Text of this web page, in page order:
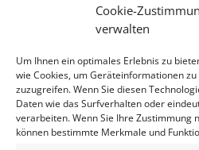
Cookie-
verwalten
Um Ihnen ein optimales Erlebnis zu
wie Cookies, um Geräteinformationen
zuzugreifen. Wenn Sie diesen
Daten wie das Surfverhalten oder
verarbeiten. Wenn Sie Ihre Zustimmung
können bestimmte Merkmale und
Bitte geben Sie Ihre E-Mail Adresse ein.